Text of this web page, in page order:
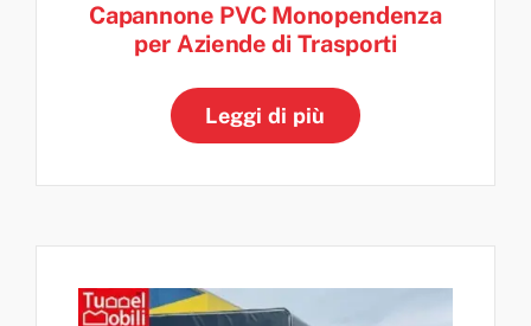
Capannone PVC Monopendenza
per Aziende di Trasporti
Leggi di più